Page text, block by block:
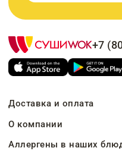
+7
Доставка и оплата
О компании
Аллергены в наших